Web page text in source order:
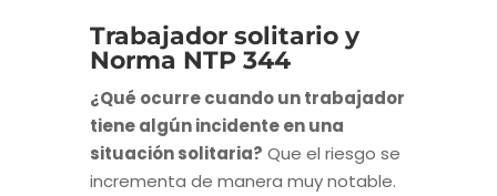
Trabajador solitario y
Norma NTP 344
¿Qué ocurre cuando un trabajador
tiene algún incidente en una
situación solitaria? Que el riesgo se
incrementa de manera muy notable.